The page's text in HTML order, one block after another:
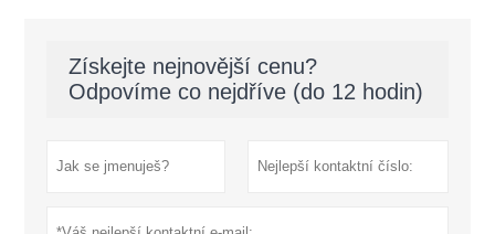
Získejte nejnovější cenu?
Odpovíme co nejdříve (do 12 hodin)